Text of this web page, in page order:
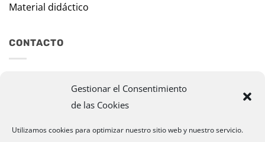
Gestionar el Consentimiento
de las Cookies
Utilizamos cookies para optimizar nuestro sitio web y nuestro servicio.
Material didáctico
CONTACTO
murazpi@murazpi.com
948 234 436 – 623 195 518